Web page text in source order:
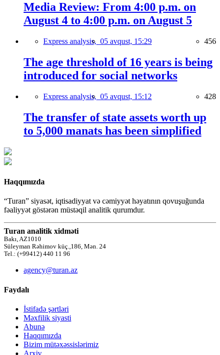
Media Review: From 4:00 p.m. on
August 4 to 4:00 p.m. on August 5
Express analysis, 05 avqust, 15:29 456
The age threshold of 16 years is being
introduced for social networks
Express analysis, 05 avqust, 15:12 428
The transfer of state assets worth up
to 5,000 manats has been simplified
Haqqımızda
“Turan” siyasət, iqtisadiyyat və cəmiyyət həyatının qovuşuğunda
fəaliyyət göstərən müstəqil analitik qurumdur.
Turan analitik xidməti
Bakı, AZ1010
Süleyman Rəhimov küç.,186, Mən. 24
Tel.: (+99412) 440 11 96
agency@turan.az
Faydalı
İstifadə şərtləri
Məxfilik siyasti
Abunə
Haqqımızda
Bizim mütəxəssislərimiz
Arxiv